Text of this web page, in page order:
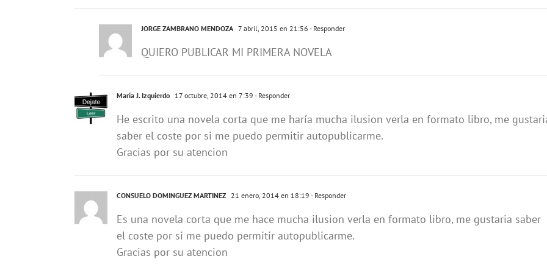
JORGE ZAMBRANO MENDOZA 7 abril, 2015 en 21:56 - Responder
QUIERO PUBLICAR MI PRIMERA NOVELA
María J. Izquierdo 17 octubre, 2014 en 7:39 - Responder
He escrito una novela corta que me haría mucha ilusion verla en formato libro, me
saber el coste por si me puedo permitir autopublicarme.
Gracias por su atencion
CONSUELO DOMINGUEZ MARTINEZ 21 enero, 2014 en 18:19 - Responder
Es una novela corta que me hace mucha ilusion verla en formato libro, me gustaria saber
el coste por si me puedo permitir autopublicarme.
Gracias por su atencion